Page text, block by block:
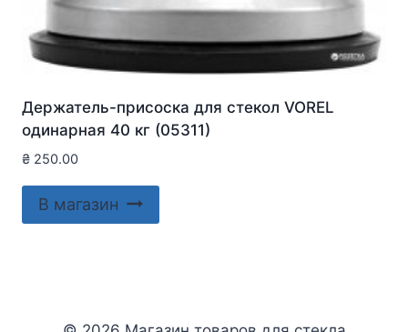
Держатель-присоска для стекол VOREL
одинарная 40 кг (05311)
₴ 250.00
В магазин